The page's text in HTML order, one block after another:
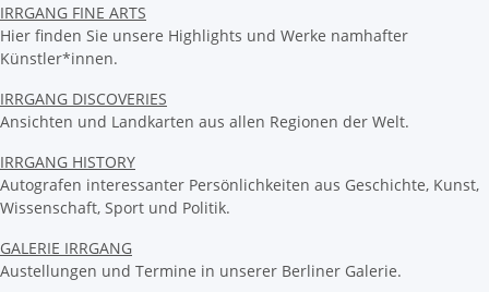
IRRGANG FINE ARTS
Hier finden Sie unsere Highlights und Werke namhafter
Künstler*innen.
IRRGANG DISCOVERIES
Ansichten und Landkarten aus allen Regionen der Welt.
IRRGANG HISTORY
Autografen interessanter Persönlichkeiten aus Geschichte, Kunst,
Wissenschaft, Sport und Politik.
GALERIE IRRGANG
Austellungen und Termine in unserer Berliner Galerie.